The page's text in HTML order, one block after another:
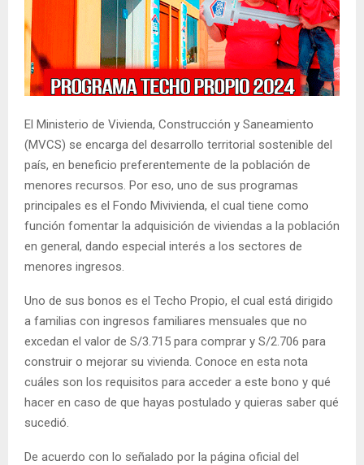
El Ministerio de Vivienda, Construcción y Saneamiento
(MVCS) se encarga del desarrollo territorial sostenible del
país, en beneficio preferentemente de la población de
menores recursos. Por eso, uno de sus programas
principales es el Fondo Mivivienda, el cual tiene como
función fomentar la adquisición de viviendas a la población
en general, dando especial interés a los sectores de
menores ingresos.
Uno de sus bonos es el Techo Propio, el cual está dirigido
a familias con ingresos familiares mensuales que no
excedan el valor de S/3.715 para comprar y S/2.706 para
construir o mejorar su vivienda. Conoce en esta nota
cuáles son los requisitos para acceder a este bono y qué
hacer en caso de que hayas postulado y quieras saber qué
sucedió.
De acuerdo con lo señalado por la página oficial del